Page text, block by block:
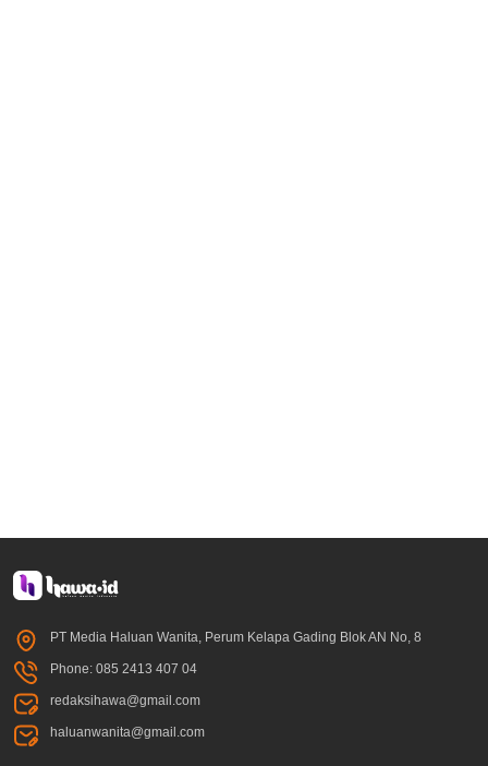
PT Media Haluan Wanita, Perum Kelapa Gading Blok AN No, 8
Phone: 085 2413 407 04
redaksihawa@gmail.com
haluanwanita@gmail.com